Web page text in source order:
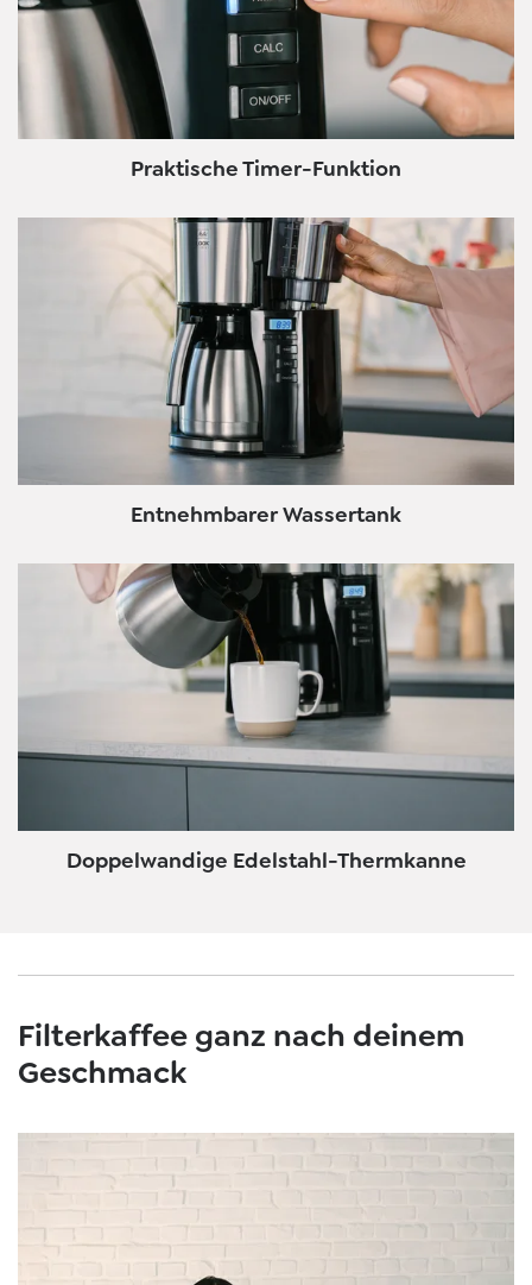
Praktische Timer-Funktion
Entnehmbarer Wassertank
Doppelwandige Edelstahl-Thermkanne
Filterkaffee ganz nach deinem
Geschmack